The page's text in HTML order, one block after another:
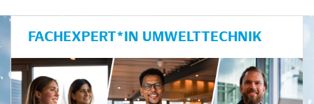
FACHEXPERT*IN UMWELTTECHNIK